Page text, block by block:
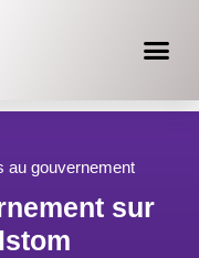
au gouvernement
sur